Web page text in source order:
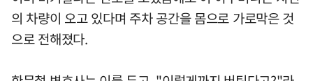
의 차량이 오고 있다며 주차 공간을 몸으로 가로막은 것
으로 전해졌다.